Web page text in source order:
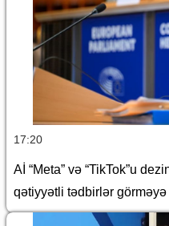
17:20
Aİ “Meta” və “TikTok”u
qətiyyətli tədbirlər görməyə